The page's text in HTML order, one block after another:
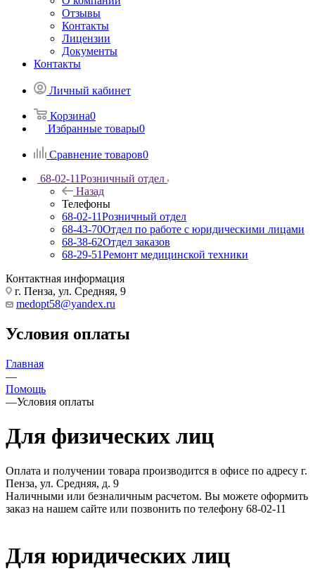
Отзывы
Контакты
Лицензии
Документы
Контакты
Личный кабинет
Корзина0
Избранные товары0
Сравнение товаров0
68-02-11Розничный отдел
Назад
Телефоны
68-02-11Розничный отдел
68-43-70Отдел по работе с юридическими лицами
68-38-62Отдел заказов
68-29-51Ремонт медицинской техники
Контактная информация
г. Пенза, ул. Средняя, 9
medopt58@yandex.ru
Условия оплаты
Главная
—
Помощь
—Условия оплаты
Для физических лиц
Оплата и получении товара производится в офисе по адресу г.
Пенза, ул. Средняя, д. 9
Наличными или безналичным расчетом. Вы можете оформить
заказ на нашем сайте или позвонить по телефону 68-02-11
Для юридических лиц